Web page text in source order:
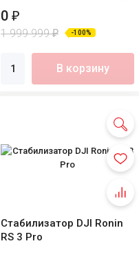
0₽
1 999 999₽ -100%
В корзину
Стабилизатор DJI Ronin
RS 3 Pro